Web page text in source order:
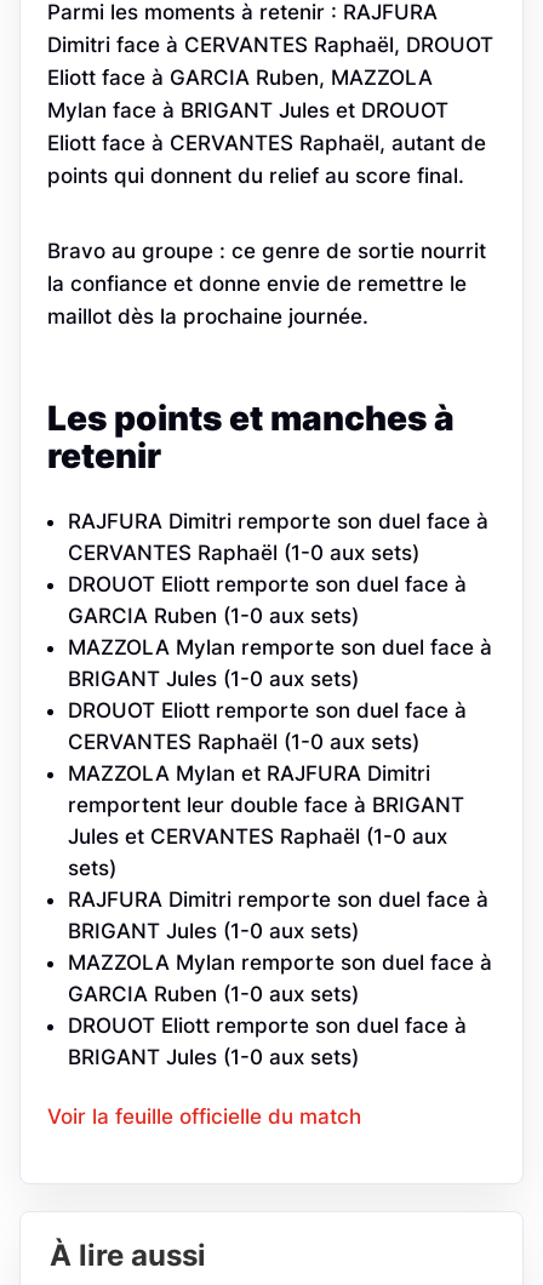
Parmi les moments à retenir : RAJFURA
Dimitri face à CERVANTES Raphaël, DROUOT
Eliott face à GARCIA Ruben, MAZZOLA
Mylan face à BRIGANT Jules et DROUOT
Eliott face à CERVANTES Raphaël, autant de
points qui donnent du relief au score final.
Bravo au groupe : ce genre de sortie nourrit
la confiance et donne envie de remettre le
maillot dès la prochaine journée.
Les points et manches à
retenir
RAJFURA Dimitri remporte son duel face à
CERVANTES Raphaël (1-0 aux sets)
DROUOT Eliott remporte son duel face à
GARCIA Ruben (1-0 aux sets)
MAZZOLA Mylan remporte son duel face à
BRIGANT Jules (1-0 aux sets)
DROUOT Eliott remporte son duel face à
CERVANTES Raphaël (1-0 aux sets)
MAZZOLA Mylan et RAJFURA Dimitri
remportent leur double face à BRIGANT
Jules et CERVANTES Raphaël (1-0 aux
sets)
RAJFURA Dimitri remporte son duel face à
BRIGANT Jules (1-0 aux sets)
MAZZOLA Mylan remporte son duel face à
GARCIA Ruben (1-0 aux sets)
DROUOT Eliott remporte son duel face à
BRIGANT Jules (1-0 aux sets)
Voir la feuille officielle du match
À lire aussi